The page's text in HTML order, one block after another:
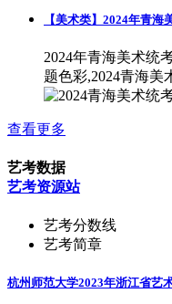
【美术类】2024年青海
2024年青海美术统
题色彩,2024青海美
查看更多
艺考数据
艺考资源站
艺考分数线
艺考简章
杭州师范大学2023年浙江省艺